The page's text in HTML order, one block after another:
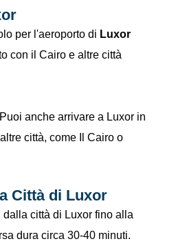
per l'aeroporto di Luxor
con il Cairo e altre città
anche arrivare a Luxor in
città, come Il Cairo o
Città di Luxor
dalla città di Luxor fino alla
dura circa 30-40 minuti.